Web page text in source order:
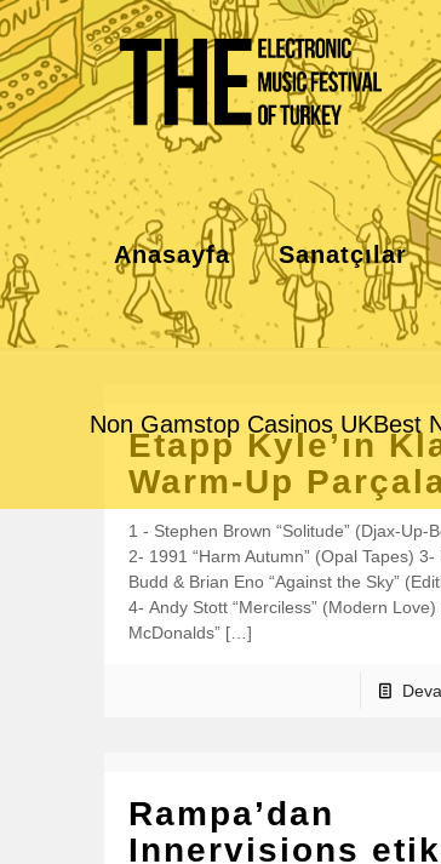
Anasayfa Sanatçılar
Non Gamstop Casinos UKBest
Etapp Kyle’ın
Warm-Up
1 - Stephen Brown “Solitude” (Djax-Up-
2- 1991 “Harm Autumn” (Opal Tapes) 3-
Budd & Brian Eno “Against the Sky”
4- Andy Stott “Merciless” (Modern Love)
McDonalds” […]
Rampa’dan
Innervisions